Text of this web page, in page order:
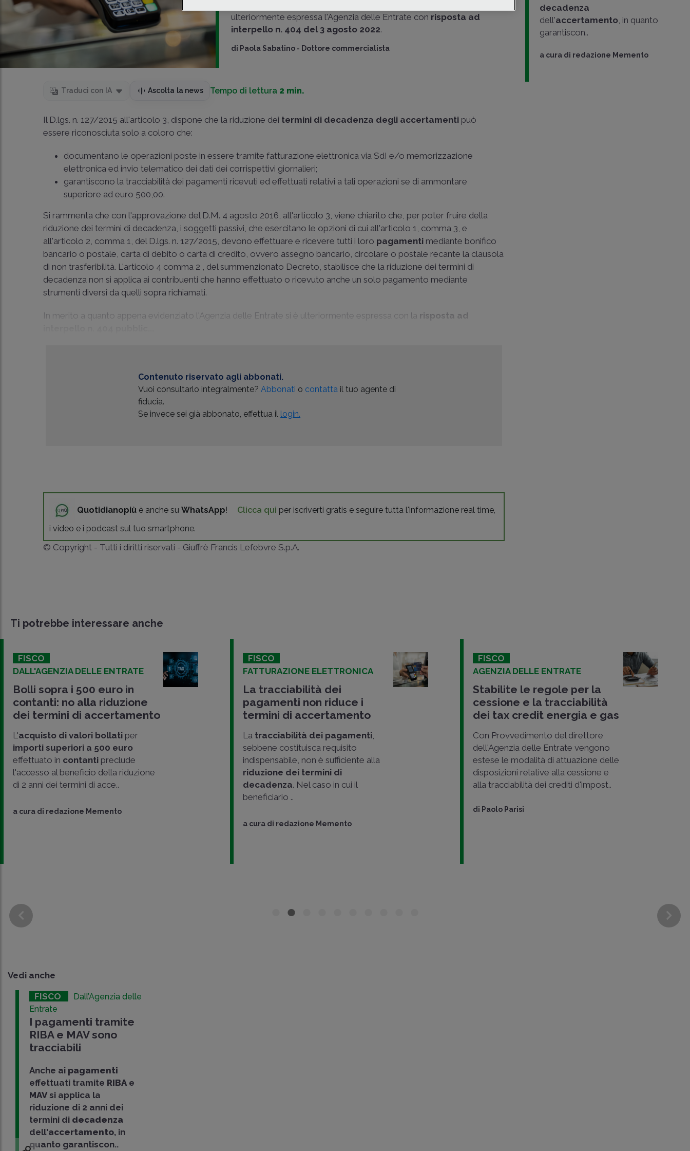
ulteriormente espressa l'Agenzia delle Entrate con risposta ad
interpello n. 404 del 3 agosto 2022.
di Paola Sabatino - Dottore commercialista
Traduci con IA Ascolta la news Tempo di lettura 2 min.
Il D.lgs. n. 127/2015 all'articolo 3, dispone che la riduzione dei termini di decadenza degli accertamenti può
essere riconosciuta solo a coloro che:
documentano le operazioni poste in essere tramite fatturazione elettronica via SdI e/o memorizzazione
elettronica ed invio telematico dei dati dei corrispettivi giornalieri;
garantiscono la tracciabilità dei pagamenti ricevuti ed effettuati relativi a tali operazioni se di ammontare
superiore ad euro 500,00.
Si rammenta che con l'approvazione del D.M. 4 agosto 2016, all'articolo 3, viene chiarito che, per poter fruire della
riduzione dei termini di decadenza, i soggetti passivi, che esercitano le opzioni di cui all'articolo 1, comma 3, e
all'articolo 2, comma 1, del D.lgs. n. 127/2015, devono effettuare e ricevere tutti i loro pagamenti mediante bonifico
bancario o postale, carta di debito o carta di credito, ovvero assegno bancario, circolare o postale recante la clausola
di non trasferibilità. L'articolo 4 comma 2 , del summenzionato Decreto, stabilisce che la riduzione dei termini di
decadenza non si applica ai contribuenti che hanno effettuato o ricevuto anche un solo pagamento mediante
strumenti diversi da quelli sopra richiamati.
In merito a quanto appena evidenziato l'Agenzia delle Entrate si è ulteriormente espressa con la risposta ad
Contenuto riservato agli abbonati.
Vuoi consultarlo integralmente?Abbonati o contatta il tuo agente di
fiducia.
Se invece sei già abbonato, effettua il login.
Quotidianopiù è anche suWhatsApp! Clicca qui per iscriverti gratis e seguire tutta l'informazione real time,
i video e i podcast sul tuo smartphone.
© Copyright - Tutti i diritti riservati - Giuffrè Francis Lefebvre S.p.A.
decadenza
dell'accertamento, in quanto
garantiscon..
a cura di redazione Memento
Ti potrebbe interessare anche
FISCO
DALL'AGENZIA DELLE ENTRATE
Bolli sopra i 500 euro in
contanti: no alla riduzione
dei termini di accertamento
L'acquisto di valori bollati per
importi superiori a 500 euro
effettuato in contanti preclude
l'accesso al beneficio della riduzione
di 2 anni dei termini di acce..
a cura di redazione Memento
FISCO
FATTURAZIONE ELETTRONICA
La tracciabilità dei
pagamenti non riduce i
termini di accertamento
La tracciabilità dei pagamenti
sebbene costituisca requisito
indispensabile, non è sufficiente alla
riduzione dei termini di
decadenza. Nel caso in cui il
beneficiario ..
a cura di redazione Memento
FISCO
AGENZIA DELLE ENTRATE
Stabilite le regole per la
cessione e la tracciabilità
dei tax credit energia e gas
Con Provvedimento del direttore
dell'Agenzia delle Entrate vengono
estese le modalità di attuazione delle
disposizioni relative alla cessione e
alla tracciabilità dei crediti d'impost..
di Paolo Parisi
Vedi anche
FISCO
Dall’Agenzia delle
Entrate
I pagamenti tramite
RIBA e MAV sono
tracciabili
Anche ai pagamenti
effettuati tramite RIBA e
MAVsi applica la
riduzione di 2 anni dei
termini di decadenza
dell'accertamento, in
quanto garantiscon..